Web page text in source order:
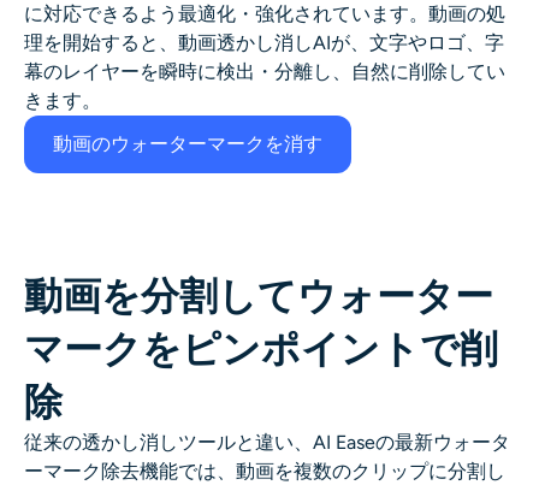
に対応できるよう最適化・強化されています。動画の処
理を開始すると、動画透かし消しAIが、文字やロゴ、字
幕のレイヤーを瞬時に検出・分離し、自然に削除してい
きます。
動画のウォーターマークを消す
動画を分割してウォーター
マークをピンポイントで削
除
従来の透かし消しツールと違い、AI Easeの最新ウォータ
ーマーク除去機能では、動画を複数のクリップに分割し